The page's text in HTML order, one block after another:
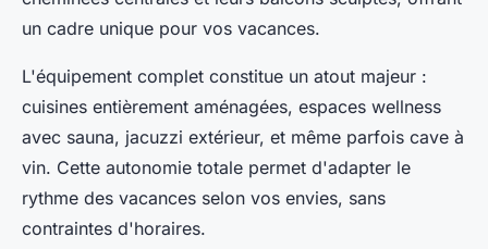
un cadre unique pour vos vacances.
L'équipement complet constitue un atout majeur :
cuisines entièrement aménagées, espaces wellness
avec sauna, jacuzzi extérieur, et même parfois cave à
vin. Cette autonomie totale permet d'adapter le
rythme des vacances selon vos envies, sans
contraintes d'horaires.